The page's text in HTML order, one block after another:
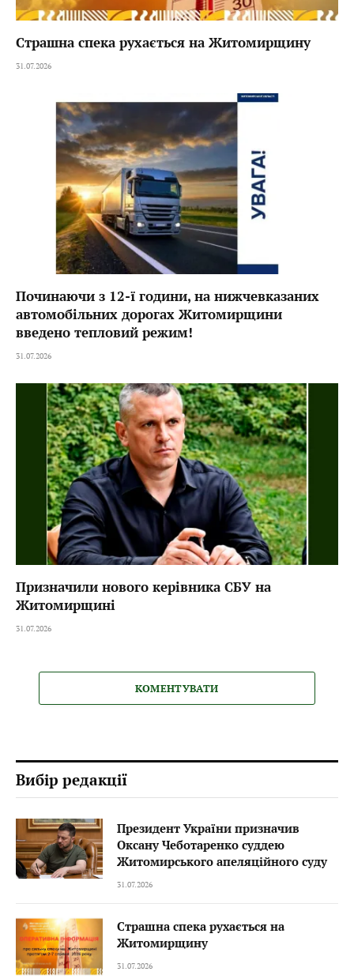
Страшна спека рухається на Житомирщину
31.07.2026
Починаючи з 12-ї години, на нижчевказаних
автомобільних дорогах Житомирщини
введено тепловий режим!
31.07.2026
Призначили нового керівника СБУ на
Житомирщині
31.07.2026
КОМЕНТУВАТИ
Вибір редакції
Президент України призначив
Оксану Чеботаренко суддею
Житомирського апеляційного суду
31.07.2026
Страшна спека рухається на
Житомирщину
31.07.2026